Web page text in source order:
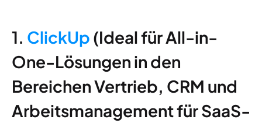
1. ClickUp (Ideal für All-in-
One-Lösungen in den
Bereichen Vertrieb, CRM und
Arbeitsmanagement für SaaS-